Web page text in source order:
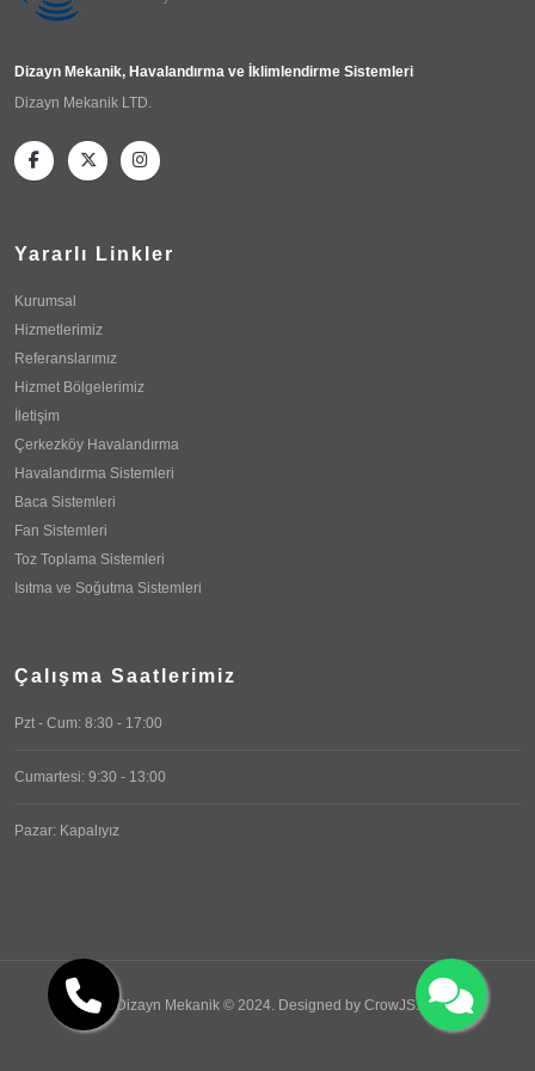
Dizayn Mekanik, Havalandırma ve İklimlendirme Sistemleri
Dizayn Mekanik LTD.
Yararlı Linkler
Kurumsal
Hizmetlerimiz
Referanslarımız
Hizmet Bölgelerimiz
İletişim
Çerkezköy Havalandırma
Havalandırma Sistemleri
Baca Sistemleri
Fan Sistemleri
Toz Toplama Sistemleri
Isıtma ve Soğutma Sistemleri
Çalışma Saatlerimiz
Pzt - Cum: 8:30 - 17:00
Cumartesi: 9:30 - 13:00
Pazar: Kapalıyız
Dizayn Mekanik © 2024. Designed by CrowJS.